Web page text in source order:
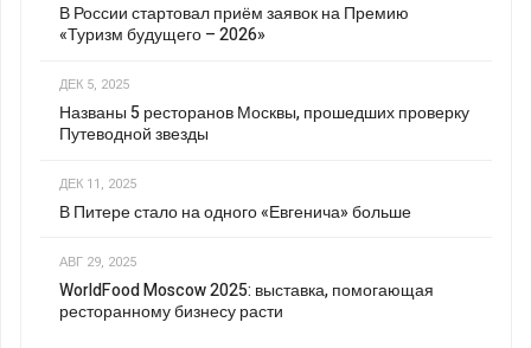
В России стартовал приём заявок на Премию
«Туризм будущего – 2026»
ДЕК 5, 2025
Названы 5 ресторанов Москвы, прошедших проверку
Путеводной звезды
ДЕК 11, 2025
В Питере стало на одного «Евгенича» больше
АВГ 29, 2025
WorldFood Moscow 2025: выставка, помогающая
ресторанному бизнесу расти